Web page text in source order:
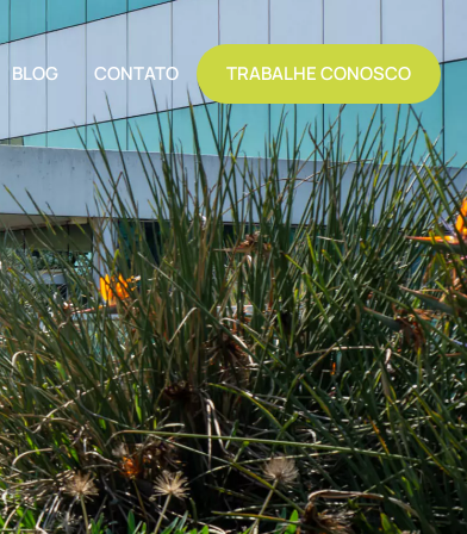
BLOG CONTATO TRABALHE CONOSCO